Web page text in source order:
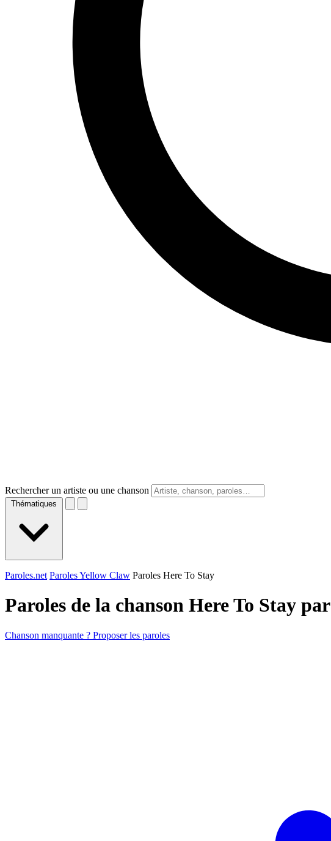
Rechercher un artiste ou une chanson
Thématiques
Paroles.net Paroles Yellow Claw Paroles Here To Stay
Paroles de la chanson Here To Stay par
Chanson manquante ? Proposer les paroles